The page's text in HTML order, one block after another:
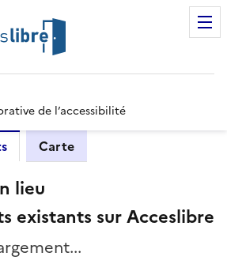
de l’accessibilité
Carte
lieu
existants sur Acceslibre